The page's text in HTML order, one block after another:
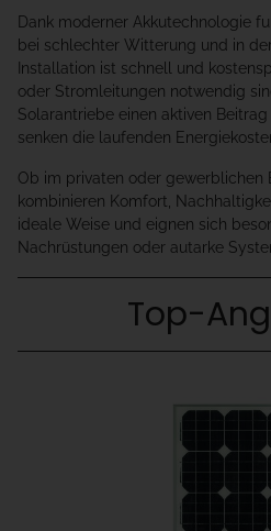
Dank moderner Akkutechnologie
bei schlechter Witterung und in
Installation ist schnell und
oder Stromleitungen notwendig
Solarantriebe einen aktiven
senken die laufenden
Ob im privaten oder gewerblichen
kombinieren Komfort,
ideale Weise und eignen sich
Nachrüstungen oder autarke
Top-